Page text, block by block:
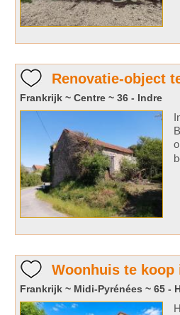
Renovatie-object
Frankrijk ~ Centre ~ 36 - Indre
Woonhuis te koop
Frankrijk ~ Midi-Pyrénées ~ 65 -